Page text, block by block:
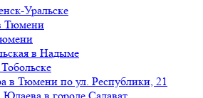
Уральске
Тюмени
в Надыме
в Тюмени по ул. Республики, 21